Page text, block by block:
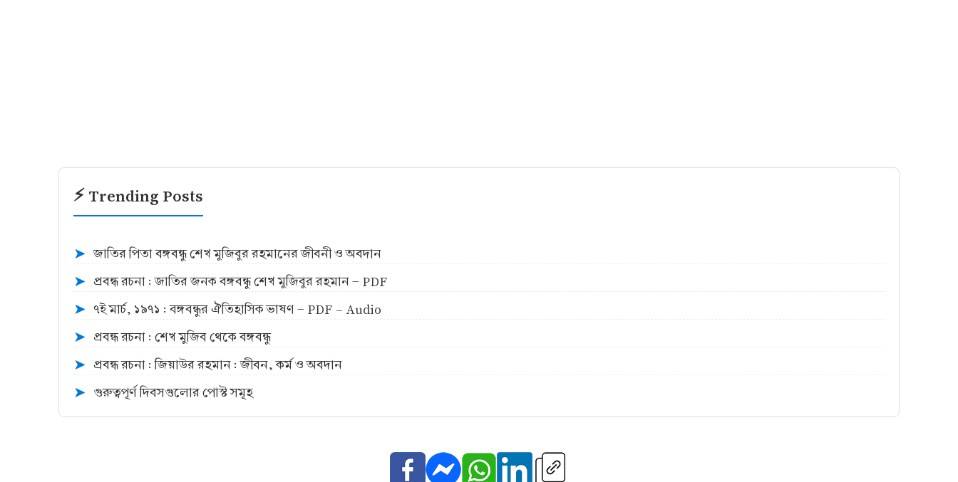
⚡ Trending Posts
➤ জাতির পিতা বঙ্গবন্ধু শেখ মুজিবুর রহমানের জীবনী ও অবদান
➤ প্রবন্ধ রচনা : জাতির জনক বঙ্গবন্ধু শেখ মুজিবুর রহমান - PDF
➤ ৭ই মার্চ, ১৯৭১ : বঙ্গবন্ধুর ঐতিহাসিক ভাষণ - PDF - Audio
➤ প্রবন্ধ রচনা : শেখ মুজিব থেকে বঙ্গবন্ধু
➤ প্রবন্ধ রচনা : জিয়াউর রহমান : জীবন, কর্ম ও অবদান
➤ গুরুত্বপূর্ণ দিবসগুলোর পোস্ট সমূহ